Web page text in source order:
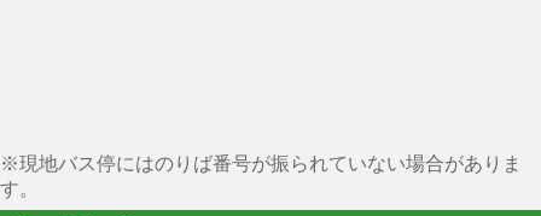
※現地バス停にはのりば番号が振られていない場合がありま
す。